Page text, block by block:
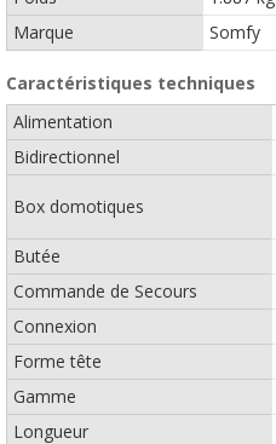
Marque
Somfy
Caractéristiques techniques
Alimentation
Bidirectionnel
Box domotiques
Butée
Commande de Secours
Connexion
Forme tête
Gamme
Longueur